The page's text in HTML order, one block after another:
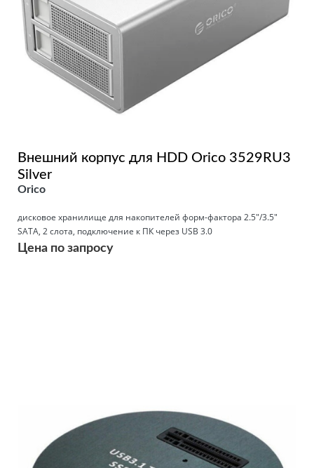
Внешний корпус для HDD Orico 3529RU3
Silver
Orico
дисковое хранилище для накопителей форм-фактора 2.5"/3.5"
SATA, 2 слота, подключение к ПК через USB 3.0
Цена по запросу